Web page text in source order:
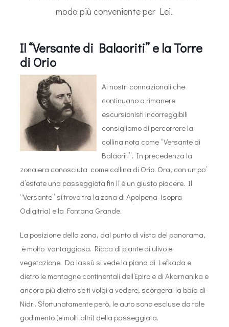
modo più conveniente per Lei.
Il“Versante di Balaoriti”e la Torre
di Orio
Ai nostri connazionali che
continuano a rimanere
escursionisti incorreggibili
consigliamo di percorrere la
collina nota come “Versante di
Balaoriti”. In precedenza la
zona era conosciuta come collina di Orio. Ora, con un po’
d’estate una passeggiata fin lì è un giusto piacere. Il
“Versante” si trova tra la zona di Apolpena (sopra
Odigitria) e la Fontana Grande.
La posizione della zona, dal punto di vista del panorama,
è molto vantaggiosa. Ricca di piante di ulivo e
vegetazione. Da lassù si vede la piana di Lefkada e
dietro le montagne continentali dell’Epiro e di Akarnanika e
ancora più dietro se ti volgi a vedere, scorgerai la baia di
Nidri. Sfortunatamente però, le auto sono escluse da tale
godimento (e molti altri) della passeggiata.